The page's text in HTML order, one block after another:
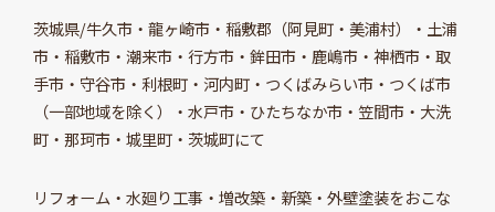
茨城県/牛久市・龍ヶ崎市・稲敷郡（阿見町・美浦村）・土浦
市・稲敷市・潮来市・行方市・鉾田市・鹿嶋市・神栖市・取
手市・守谷市・利根町・河内町・つくばみらい市・つくば市
（一部地域を除く）・水戸市・ひたちなか市・笠間市・大洗
町・那珂市・城里町・茨城町にて
リフォーム・水廻り工事・増改築・新築・外壁塗装をおこな